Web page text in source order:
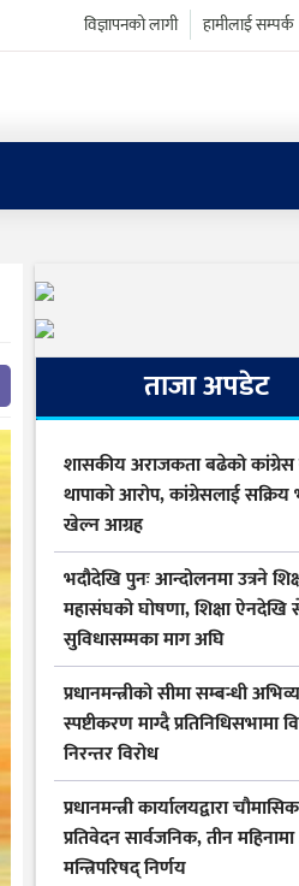
हामीलाई सम्पर्क
विज्ञापनको लागी
ताजा अपडेट
शासकीय अराजकता बढेको
थापाको आरोप, कांग्रेसलाई सक्रिय
खेल्न आग्रह
भदौदेखि पुनः आन्दोलनमा उत्रने
महासंघको घोषणा, शिक्षा ऐनदेखि
सुविधासम्मका माग अघि
प्रधानमन्त्रीको सीमा सम्बन्धी
स्पष्टीकरण माग्दै प्रतिनिधिसभामा
निरन्तर विरोध
प्रधानमन्त्री कार्यालयद्वारा
प्रतिवेदन सार्वजनिक, तीन
मन्त्रिपरिषद् निर्णय